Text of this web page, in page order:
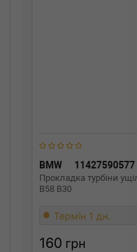
BMW 11427590577
Прокладка турбіни
B58 B30
Термін 1 дн.
160 грн